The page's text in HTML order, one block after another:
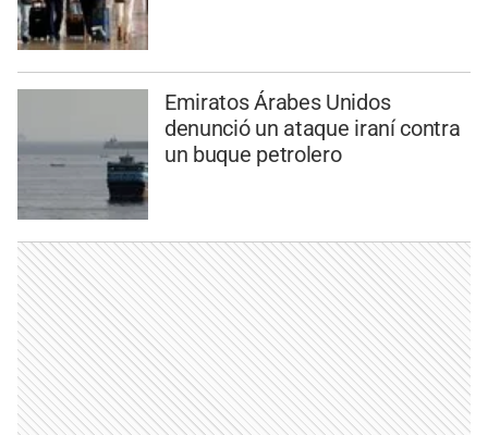
Emiratos Árabes Unidos
denunció un ataque iraní contra
un buque petrolero